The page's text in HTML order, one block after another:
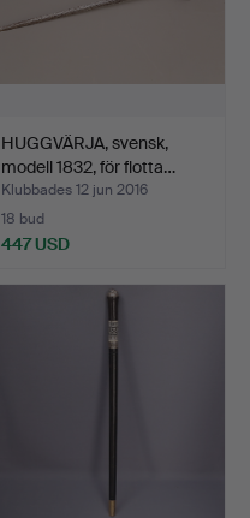
HUGGVÄRJA, svensk,
modell 1832, för flotta…
Klubbades 12 jun 2016
18 bud
447 USD